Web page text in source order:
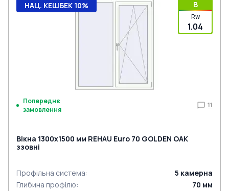
B
Rw
1.04
НАЦ. КЕШБЕК 10%
Попереднє
замовлення
11
Вікна 1300x1500 мм REHAU Euro 70 GOLDEN OAK
ззовні
Профільна система: 5 камерна
Глибина профілю: 70 мм